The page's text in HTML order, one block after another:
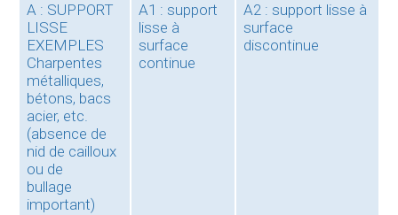
A : SUPPORT
LISSE
EXEMPLES
Charpentes
métalliques,
bétons, bacs
acier, etc.
(absence de
nid de cailloux
ou de
bullage
important)
A1 : support
lisse à
surface
continue
A2 : support lisse à
surface
discontinue